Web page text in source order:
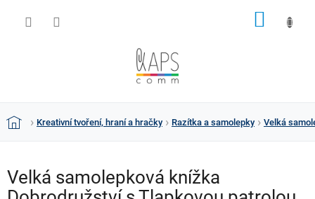
DomůKreativní tvoření, hraní a hračky Razítka a samolepky Velká
Velká samolepková knížka